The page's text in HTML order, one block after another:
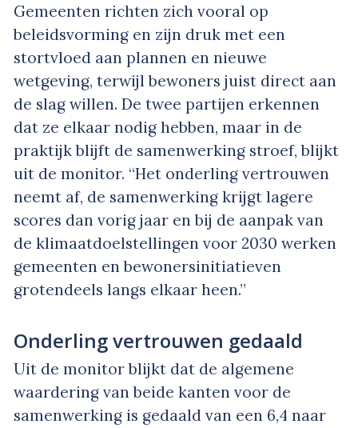
Gemeenten richten zich vooral op
beleidsvorming en zijn druk met een
stortvloed aan plannen en nieuwe
wetgeving, terwijl bewoners juist direct aan
de slag willen. De twee partijen erkennen
dat ze elkaar nodig hebben, maar in de
praktijk blijft de samenwerking stroef, blijkt
uit de monitor. “Het onderling vertrouwen
neemt af, de samenwerking krijgt lagere
scores dan vorig jaar en bij de aanpak van
de klimaatdoelstellingen voor 2030 werken
gemeenten en bewonersinitiatieven
grotendeels langs elkaar heen.”
Onderling vertrouwen gedaald
Uit de monitor blijkt dat de algemene
waardering van beide kanten voor de
samenwerking is gedaald van een 6,4 naar